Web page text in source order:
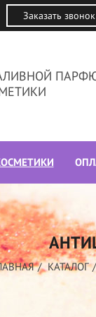
Заказать звонок
КАТАЛОГ